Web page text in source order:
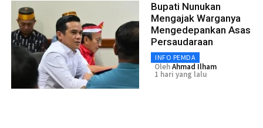
Bupati Nunukan
Mengajak Warganya
Mengedepankan Asas
Persaudaraan
INFO PEMDA
OlehAhmad Ilham
1 hari yang lalu